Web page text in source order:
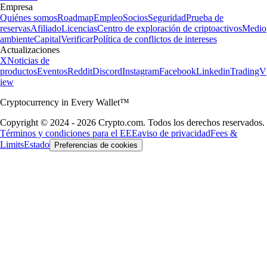
Empresa
Quiénes somosRoadmapEmpleoSociosSeguridadPrueba de
reservasAfiliadoLicenciasCentro de exploración de criptoactivosMedio
ambienteCapitalVerificarPolítica de conflictos de intereses
Actualizaciones
XNoticias de
productosEventosRedditDiscordInstagramFacebookLinkedinTradingV
iew
Cryptocurrency in Every Wallet™
Copyright © 2024 - 2026 Crypto.com. Todos los derechos reservados.
Términos y condiciones para el EEEaviso de privacidadFees &
LimitsEstado Preferencias de cookies